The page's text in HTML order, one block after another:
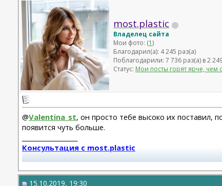
most.plastic
Владелец сайта
Мои фото: (1)
Благодарил(а): 4 245 раз(а)
Поблагодарили: 7 736 раз(а) в 2
Статус: Мои посты горят ярче, чем
@Valentina_st, он просто тебе высоко их поставил,
появится чуть больше.
Консультация с most.plastic
Телеграм канал most.plastic
15.10.2019, 19:30